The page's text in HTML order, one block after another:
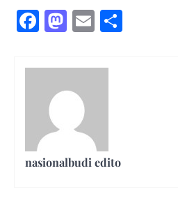
Facebook
Mastodon
Email
nasionalbudi edito